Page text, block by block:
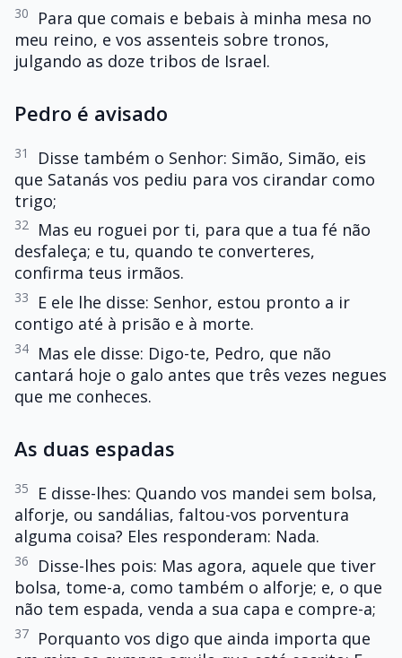
30
Para que comais e bebais à minha mesa no
meu reino, e vos assenteis sobre tronos,
julgando as doze tribos de Israel.
Pedro é avisado
31
Disse também o Senhor: Simão, Simão, eis
que Satanás vos pediu para vos cirandar como
trigo;
32
Mas eu roguei por ti, para que a tua fé não
desfaleça; e tu, quando te converteres,
confirma teus irmãos.
33
E ele lhe disse: Senhor, estou pronto a ir
contigo até à prisão e à morte.
34
Mas ele disse: Digo-te, Pedro, que não
cantará hoje o galo antes que três vezes negues
que me conheces.
As duas espadas
35
E disse-lhes: Quando vos mandei sem bolsa,
alforje, ou sandálias, faltou-vos porventura
alguma coisa? Eles responderam: Nada.
36
Disse-lhes pois: Mas agora, aquele que tiver
bolsa, tome-a, como também o alforje; e, o que
não tem espada, venda a sua capa e compre-a;
37
Porquanto vos digo que ainda importa que